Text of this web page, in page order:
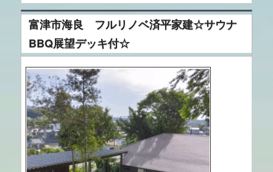
富津市海良 フルリノベ済平家建☆サウナ
BBQ展望デッキ付☆